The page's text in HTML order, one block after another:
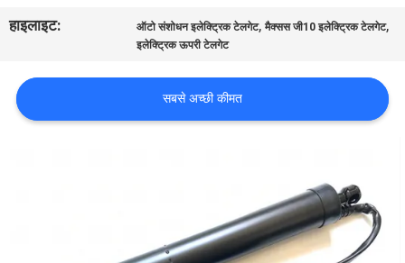
समाचार
एक
उद्धरण
हाइलाइट:
ऑटो संशोधन इलेक्ट्रिक टेलगेट,मैक्सस जी10 इलेक्ट्रिक टेलगेट,
इलेक्ट्रिक ऊपरी टेलगेट
सबसे अच्छी कीमत